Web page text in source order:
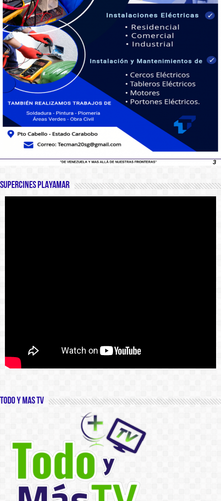
SUPERCINES PLAYAMAR
Todo y Mas TV